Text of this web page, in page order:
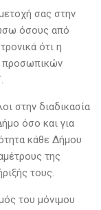
σας στην
όσους από
ότι η
προσωπικών
στην διαδικασία
όσο και για
κάθε Δήμου
της
τους.
του μόνιμου